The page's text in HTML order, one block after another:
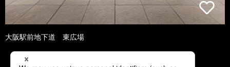
大阪駅前地下道 東広場